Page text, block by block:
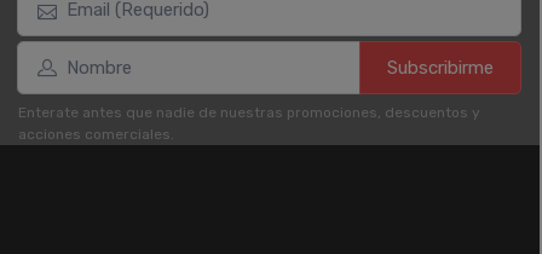
Subscribirme
Enterate antes que nadie de nuestras promociones, descuentos y
acciones comerciales.